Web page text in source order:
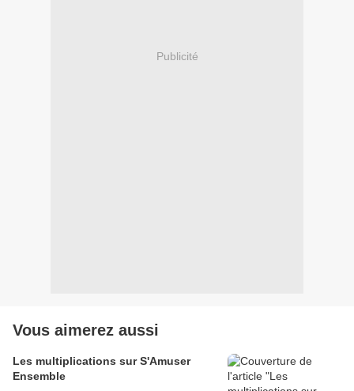
Publicité
Vous aimerez aussi
Les multiplications sur S'Amuser
Ensemble